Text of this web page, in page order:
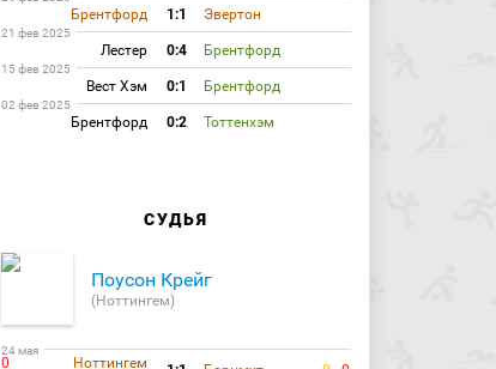
Брентфорд 1:1 Эвертон
21 фев 2025
Лестер 0:4 Брентфорд
15 фев 2025
Вест Хэм 0:1 Брентфорд
02 фев 2025
Брентфорд 0:2 Тоттенхэм
СУДЬЯ
Поусон Крейг
(Ноттингем)
24 мая
0
Ноттингем